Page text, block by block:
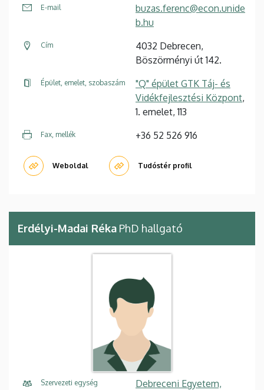
E-mail
buzas.ferenc@econ.unide
b.hu
Cím
4032 Debrecen,
Böszörményi út 142.
Épület, emelet, szobaszám
"Q" épület GTK Táj- és
Vidékfejlesztési Központ,
1. emelet, 113
Fax, mellék +36 52 526 916
Weboldal Tudóstér profil
Erdélyi-Madai Réka PhD hallgató
Szervezeti egység
Debreceni Egyetem,